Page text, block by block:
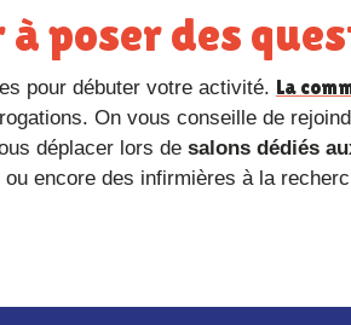
à poser des
pour débuter votre activité. La
On vous conseille de
déplacer lors de salons dédiés
encore des infirmières à la